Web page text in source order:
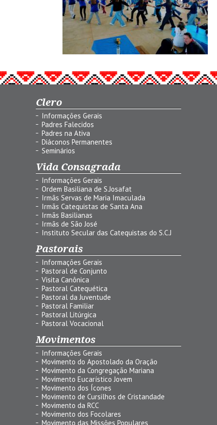
Clero
Informações Gerais
Padres Falecidos
Padres na Ativa
Diáconos Permanentes
Seminários
Vida Consagrada
Informações Gerais
Ordem Basiliana de S.Josafat
Irmãs Servas de Maria Imaculada
Irmãs Catequistas de Santa Ana
Irmãs Basilianas
Irmãs de São José
Instituto Secular das Catequistas do S.C.J
Pastorais
Informações Gerais
Pastoral de Conjunto
Visita Canônica
Pastoral Catequética
Pastoral da Juventude
Pastoral Familiar
Pastoral Litúrgica
Pastoral Vocacional
Movimentos
Informações Gerais
Movimento do Apostolado da Oração
Movimento da Congregação Mariana
Movimento Eucarístico Jovem
Movimento dos Ícones
Movimento de Cursilhos de Cristandade
Movimento da RCC
Movimento dos Focolares
Movimento das Missões Populares